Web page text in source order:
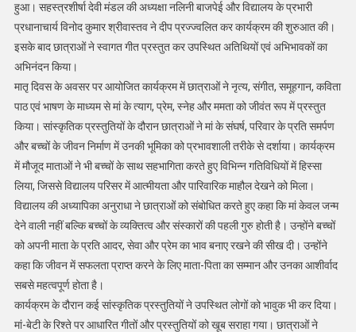
हुआ। सहस्त्रशीर्षा देवी मंडल की अध्यक्षा नलिनी बाजपेई और विद्यालय के प्रभारी
प्रधानाचार्य विनोद कुमार श्रीवास्तव ने दीप प्रज्ज्वलित कर कार्यक्रम की शुरुआत की।
इसके बाद छात्राओं ने स्वागत गीत प्रस्तुत कर उपस्थित अतिथियों एवं अभिभावकों का
अभिनंदन किया।
मातृ दिवस के अवसर पर आयोजित कार्यक्रम में छात्राओं ने नृत्य, संगीत, समूहगान, कविता
पाठ एवं भाषण के माध्यम से मां के त्याग, प्रेम, स्नेह और ममता को जीवंत रूप में प्रस्तुत
किया। सांस्कृतिक प्रस्तुतियों के दौरान छात्राओं ने मां के संघर्ष, परिवार के प्रति समर्पण
और बच्चों के जीवन निर्माण में उनकी भूमिका को प्रभावशाली तरीके से दर्शाया। कार्यक्रम
में मौजूद माताओं ने भी बच्चों के साथ सहभागिता करते हुए विभिन्न गतिविधियों में हिस्सा
लिया, जिससे विद्यालय परिसर में आत्मीयता और पारिवारिक माहौल देखने को मिला।
विद्यालय की अध्यापिका अनुराधा ने छात्राओं को संबोधित करते हुए कहा कि मां केवल जन्म
देने वाली नहीं बल्कि बच्चों के व्यक्तित्व और संस्कारों की पहली गुरु होती है। उन्होंने बच्चों
को अपनी माता के प्रति आदर, सेवा और प्रेम का भाव बनाए रखने की सीख दी। उन्होंने
कहा कि जीवन में सफलता प्राप्त करने के लिए माता-पिता का सम्मान और उनका आशीर्वाद
सबसे महत्वपूर्ण होता है।
कार्यक्रम के दौरान कई सांस्कृतिक प्रस्तुतियों ने उपस्थित लोगों को भावुक भी कर दिया।
मां-बेटी के रिश्ते पर आधारित गीतों और प्रस्तुतियों को खूब सराहा गया। छात्राओं ने